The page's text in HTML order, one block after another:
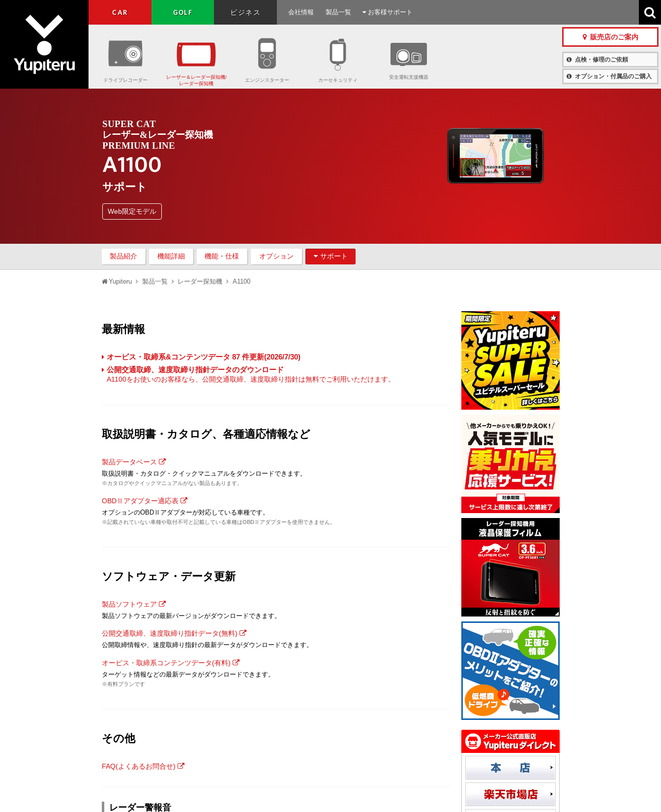
CAR GOLF ビジネス 会社情報 製品一覧 お客様サポート
販売店のご案内
点検・修理のご依頼
オプション・付属品のご購入
ドライブレコーダー
レーザー＆レーダー探知機/
レーダー探知機
エンジンスターター カーセキュリティ
安全運転支援機器
SUPER CAT
レーザー&レーダー探知機
PREMIUM LINE
A1100
サポート
Web限定モデル
製品紹介 機能詳細 機能・仕様 オプション サポート
Yupiteru 製品一覧 レーダー探知機 A1100
最新情報
オービス・取締系&コンテンツデータ 87 件更新(2026/7/30)
公開交通取締、速度取締り指針データのダウンロード
A1100をお使いのお客様なら、公開交通取締、速度取締り指針は無料でご利用いただけます。
取扱説明書・カタログ、各種適応情報など
製品データベース
取扱説明書・カタログ・クイックマニュアルをダウンロードできます。
※カタログやクイックマニュアルがない製品もあります。
OBDⅡアダプター適応表
オプションのOBDⅡアダプターが対応している車種です。
※記載されていない車種や取付不可と記載している車種はOBDⅡアダプターを使用できません。
ソフトウェア・データ更新
製品ソフトウェア
製品ソフトウェアの最新バージョンがダウンロードできます。
公開交通取締、速度取締り指針データ(無料)
公開取締情報や、速度取締り指針の最新データがダウンロードできます。
オービス・取締系コンテンツデータ(有料)
ターゲット情報などの最新データがダウンロードできます。
※有料プランです
その他
FAQ(よくあるお問合せ)
レーダー警報音